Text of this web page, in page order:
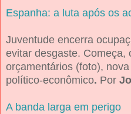
Espanha: a luta após os
Juventude encerra
evitar desgaste. Começa,
orçamentários (foto),
político-econômico. Por
A banda larga em perigo